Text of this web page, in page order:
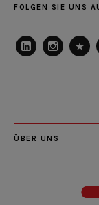
FOLGEN SIE UNS
ÜBER UNS